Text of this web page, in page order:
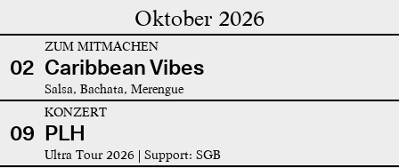
Oktober 2026
02
ZUM MITMACHEN
Caribbean Vibes
Salsa, Bachata, Merengue
09
KONZERT
PLH
Ultra Tour 2026 | Support: SGB